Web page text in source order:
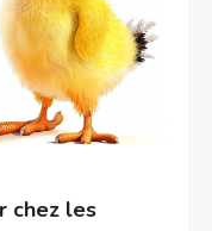
chez les